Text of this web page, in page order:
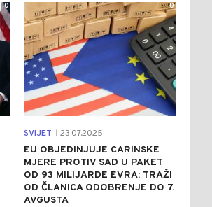
0
SVIJET 23.07.2025.
EU OBJEDINJUJE CARINSKE
MJERE PROTIV SAD U PAKET
OD 93 MILIJARDE EVRA: TRAŽI
OD ČLANICA ODOBRENJE DO 7.
AVGUSTA
0